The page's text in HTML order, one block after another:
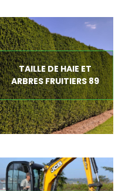
TAILLE DE HAIE ET
ARBRES FRUITIERS 89